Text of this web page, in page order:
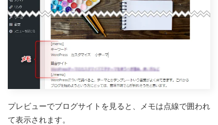
プレビューでブログサイトを見ると、メモは点線で囲われ
て表示されます。